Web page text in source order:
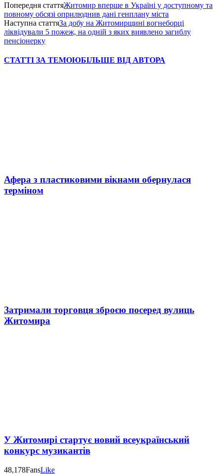
Попередня статтяЖитомир вперше в Україні у доступному та
повному обсязі оприлюднив дані генплану міста
Наступна статтяЗа добу на Житомирщині вогнеборці
ліквідували 5 пожеж, на одній з яких виявлено загиблу
пенсіонерку
СТАТТІ ЗА ТЕМОЮБІЛЬШЕ ВІД АВТОРА
Афера з пластиковими вікнами обернулася
терміном
Затримали торговця зброєю посеред вулиць
Житомира
У Житомирі стартує новий всеукраїнський
конкурс музикантів
48,178FansLike